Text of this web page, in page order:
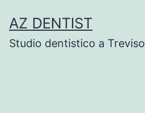
to
content
AZ DENTIST
Studio dentistico a Treviso